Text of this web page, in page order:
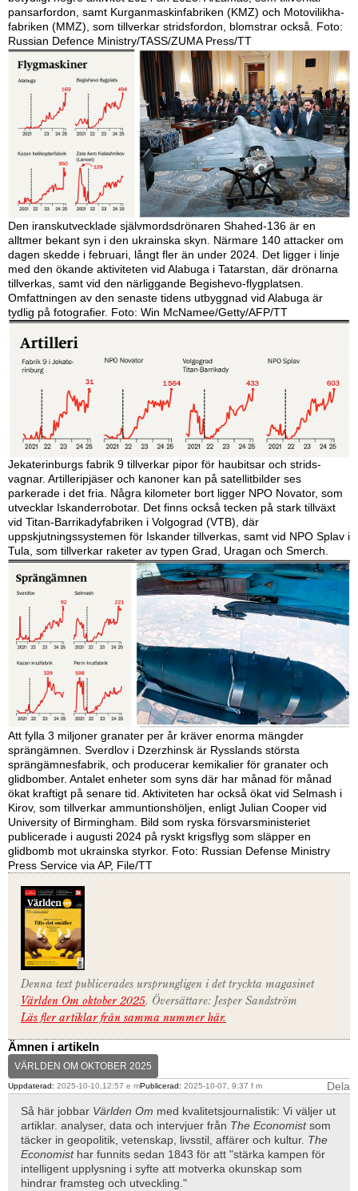
pansar­fordon, samt Kurganmaskinfabriken (KMZ) och Motovilikha­
fabriken (MMZ), som tillverkar stridsfordon, blomstrar också. Foto:
Russian Defence Ministry/TASS/ZUMA Press/TT
Den iranskutvecklade självmords­drönaren Shahed-136 är en
alltmer bekant syn i den ukrainska skyn. Närmare 140 attacker om
dagen skedde i februari, långt fler än under 2024. Det ligger i linje
med den ökande aktiviteten vid Alabuga i Tatarstan, där drönarna
tillverkas, samt vid den närliggande Begishevo-flygplatsen.
Omfattningen av den senaste tidens utbyggnad vid Alabuga är
tydlig på fotografier. Foto: Win McNamee/Getty/AFP/TT
Jekaterinburgs fabrik 9 till­­verkar pipor för haubitsar och strids­
vagnar. Artilleri­pjäser och kanoner kan på satellitbilder ses
parkerade i det fria. Några kilometer bort ligger NPO Novator, som
utvecklar Iskanderrobotar. Det finns också tecken på stark tillväxt
vid Titan-Barrikadyfabriken i Volgograd (VTB), där
uppskjutningssystemen för Iskander tillverkas, samt vid NPO Splav i
Tula, som tillverkar raketer av typen Grad, Uragan och Smerch.
Att fylla 3 miljoner granater per år kräver enorma mängder
sprängämnen. Sverdlov i Dzerzhinsk är Rysslands största
sprängämnesfabrik, och producerar kemikalier för granater och
glidbomber. Antalet enheter som syns där har månad för månad
ökat kraftigt på senare tid. Aktiviteten har också ökat vid Selmash i
Kirov, som tillverkar ammuntionshöljen, enligt Julian Cooper vid
University of Birmingham. Bild som ryska försvarsministeriet
publicerade i augusti 2024 på ryskt krigsflyg som släpper en
glidbomb mot ukrainska styrkor. Foto: Russian Defense Ministry
Press Service via AP, File/TT
Denna text publicerades ursprungligen i det tryckta magasinet
Världen Om oktober 2025. Översättare: Jesper Sandström
Läs fler artiklar från samma nummer här.
Ämnen i artikeln
VÄRLDEN OM OKTOBER 2025
Uppdaterad: 2025-10-10,12:57 e mPublicerad: 2025-10-07, 9:37 f m
Dela
Så här jobbar Världen Om med kvalitetsjournalistik: Vi väljer ut
artiklar. analyser, data och intervjuer från The Economistsom
täcker in geopolitik, vetenskap, livsstil, affärer och kultur. The
Economisthar funnits sedan 1843 för att "stärka kampen för
intelligent upplysning i syfte att motverka okunskap som
hindrar framsteg och utveckling."